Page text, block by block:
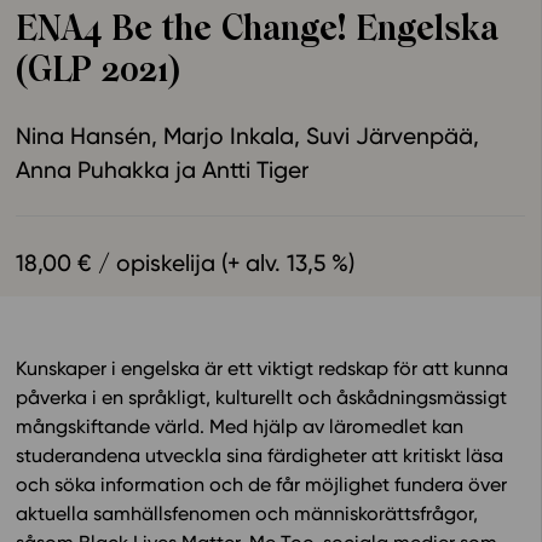
Ominaisuudet
Tapahtumakalenteri
Yhteisö
Suosittelut
Oppikirjailijat
Eettiset periaatteet tekoälyn käyttöön
Tilaa uutiskirje
Ota yhteyttä
ENA4 Be the Change! Engelska
(GLP 2021)
Nina Hansén Marjo Inkala Suvi Järvenpää
Anna Puhakka
Antti Tiger
18,00 € / opiskelija (+ alv. 13,5 %)
Kunskaper i engelska är ett viktigt redskap för att kunna
påverka i en språkligt, kulturellt och åskådningsmässigt
mångskiftande värld. Med hjälp av läromedlet kan
studerandena utveckla sina färdigheter att kritiskt läsa
och söka information och de får möjlighet fundera över
aktuella samhällsfenomen och människorättsfrågor,